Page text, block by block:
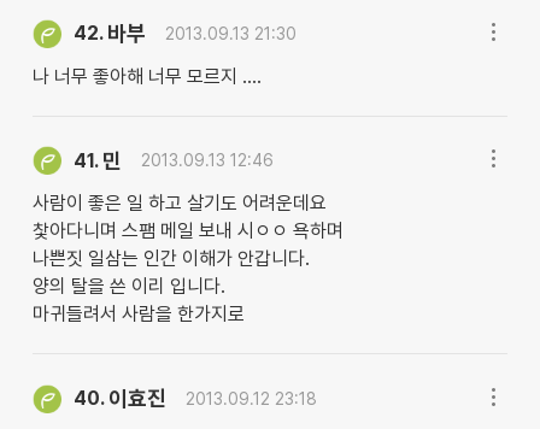
42. 바부 2013.09.13 21:30
나 너무 좋아해 너무 모르지 ....
41. 민 2013.09.13 12:46
사람이 좋은 일 하고 살기도 어려운데요
찿아다니며 스팸 메일 보내 시ㅇㅇ 욕하며
나쁜짓 일삼는 인간 이해가 안갑니다.
양의 탈을 쓴 이리 입니다.
마귀들려서 사람을 한가지로
40. 이효진 2013.09.12 23:18